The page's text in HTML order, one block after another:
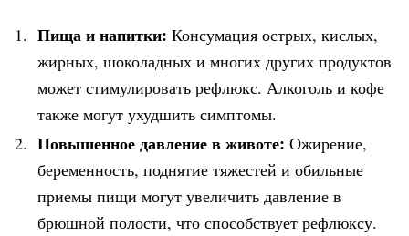
Пища и напитки: Консумация острых, кислых,
жирных, шоколадных и многих других продуктов
может стимулировать рефлюкс. Алкоголь и кофе
также могут ухудшить симптомы.
Повышенное давление в животе: Ожирение,
беременность, поднятие тяжестей и обильные
приемы пищи могут увеличить давление в
брюшной полости, что способствует рефлюксу.